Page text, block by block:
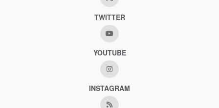
TWITTER
YOUTUBE
INSTAGRAM